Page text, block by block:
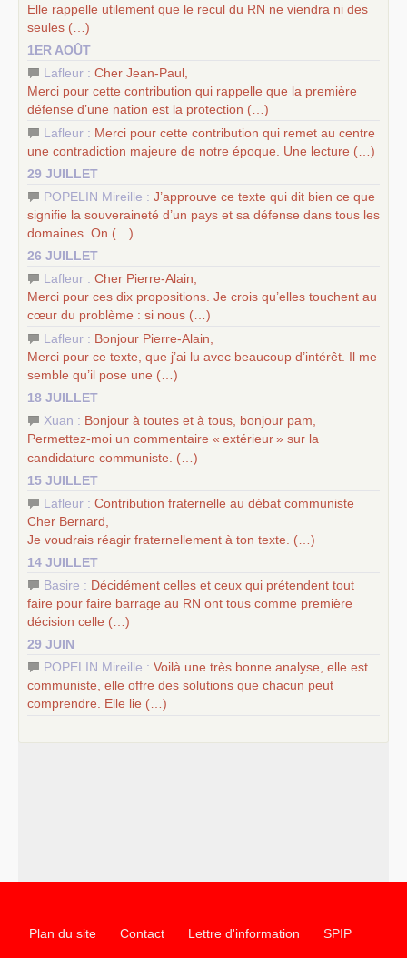
Elle rappelle utilement que le recul du RN ne viendra ni des
seules (…)
1ER AOÛT
Lafleur : Cher Jean-Paul,
Merci pour cette contribution qui rappelle que la première
défense d’une nation est la protection (…)
Lafleur : Merci pour cette contribution qui remet au centre
une contradiction majeure de notre époque. Une lecture (…)
29 JUILLET
POPELIN Mireille : J’approuve ce texte qui dit bien ce que
signifie la souveraineté d’un pays et sa défense dans tous les
domaines. On (…)
26 JUILLET
Lafleur : Cher Pierre-Alain,
Merci pour ces dix propositions. Je crois qu’elles touchent au
cœur du problème : si nous (…)
Lafleur : Bonjour Pierre-Alain,
Merci pour ce texte, que j’ai lu avec beaucoup d’intérêt. Il me
semble qu’il pose une (…)
18 JUILLET
Xuan : Bonjour à toutes et à tous, bonjour pam,
Permettez-moi un commentaire « extérieur» sur la
candidature communiste. (…)
15 JUILLET
Lafleur : Contribution fraternelle au débat communiste
Cher Bernard,
Je voudrais réagir fraternellement à ton texte. (…)
14 JUILLET
Basire : Décidément celles et ceux qui prétendent tout
faire pour faire barrage au RN ont tous comme première
décision celle (…)
29 JUIN
POPELIN Mireille : Voilà une très bonne analyse, elle est
communiste, elle offre des solutions que chacun peut
comprendre. Elle lie (…)
Plan du site Contact Lettre d'information SPIP